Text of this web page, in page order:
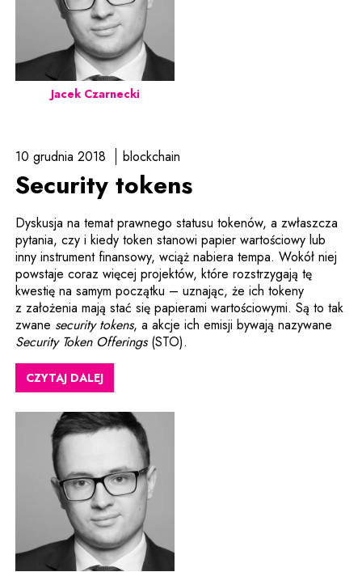
Jacek Czarnecki
10 grudnia 2018 blockchain
Security tokens
Dyskusja na temat prawnego statusu tokenów, a zwłaszcza
pytania, czy i kiedy token stanowi papier wartościowy lub
inny instrument finansowy, wciąż nabiera tempa. Wokół niej
powstaje coraz więcej projektów, które rozstrzygają tę
kwestię na samym początku – uznając, że ich tokeny
z założenia mają stać się papierami wartościowymi. Są to tak
zwane security tokens, a akcje ich emisji bywają nazywane
Security Token Offerings(STO).
CZYTAJ DALEJ